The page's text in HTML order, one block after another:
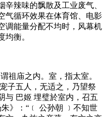
辣味的飘散及工业废气、
气循环效果在体育馆、电影
调能量分配不均时，风幕机
均衡。
祖庙之内。室，指太室。
子五人，无适之，乃望祭
与 巴姬 埋璧於室内，召五
》：“﹝ 公孙朝 ﹞不知世